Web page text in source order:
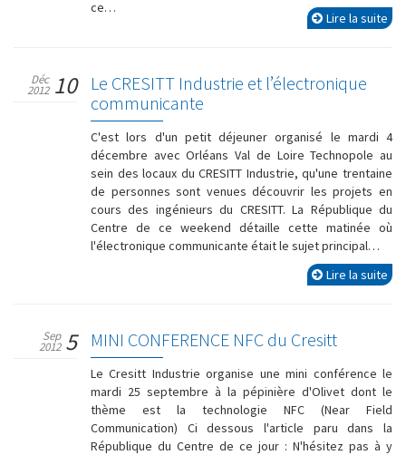
ce…
Lire la suite
Le CRESITT Industrie et l’électronique
communicante
Déc
2012 10
C'est lors d'un petit déjeuner organisé le mardi 4
décembre avec Orléans Val de Loire Technopole au
sein des locaux du CRESITT Industrie, qu'une trentaine
de personnes sont venues découvrir les projets en
cours des ingénieurs du CRESITT. La République du
Centre de ce weekend détaille cette matinée où
l'électronique communicante était le sujet principal…
Lire la suite
MINI CONFERENCE NFC du Cresitt
Sep
2012 5
Le Cresitt Industrie organise une mini conférence le
mardi 25 septembre à la pépinière d'Olivet dont le
thème est la technologie NFC (Near Field
Communication) Ci dessous l'article paru dans la
République du Centre de ce jour : N'hésitez pas à y